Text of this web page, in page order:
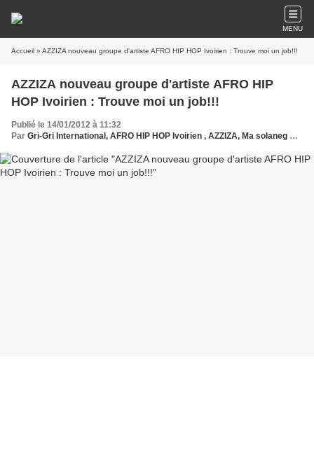
MENU
Accueil » AZZIZA nouveau groupe d'artiste AFRO HIP HOP Ivoirien : Trouve moi un job!!!
AZZIZA nouveau groupe d'artiste AFRO HIP
HOP Ivoirien : Trouve moi un job!!!
Publié le 14/01/2012 à 11:32
Par Gri-Gri International, AFRO HIP HOP Ivoirien , AZZIZA, Ma solaneg Oussou